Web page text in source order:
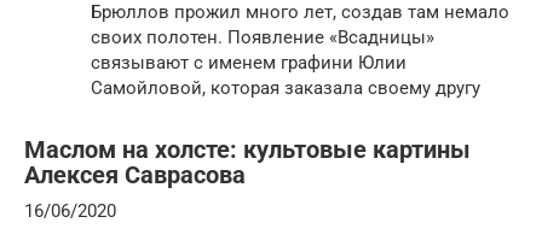
Брюллов прожил много лет, создав там немало
своих полотен. Появление «Всадницы»
связывают с именем графини Юлии
Самойловой, которая заказала своему другу
Маслом на холсте: культовые картины
Алексея Саврасова
16/06/2020